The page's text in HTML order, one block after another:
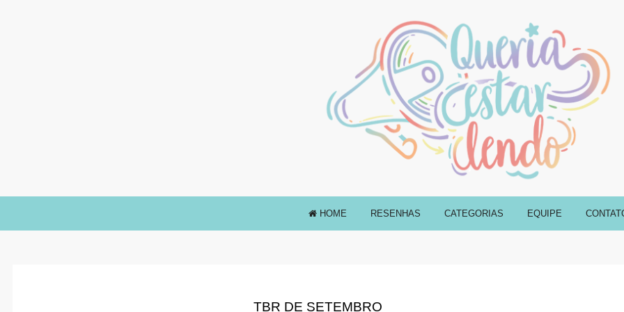
HOME RESENHAS CATEGORIAS EQUIPE
TBR DE SETEMBRO